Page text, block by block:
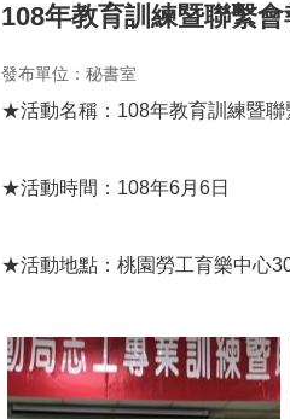
108年教育訓練暨聯繫會
發布單位：秘書室
★活動名稱：108年教育訓練暨聯
★活動時間：108年6月6日
★活動地點：桃園勞工育樂中心